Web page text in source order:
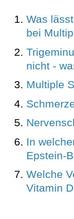
Was
bei
nicht -
Multiple
In
Epstein-
Welche
Vitamin